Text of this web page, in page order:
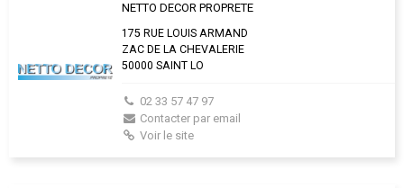
NETTO DECOR PROPRETE
175 RUE LOUIS ARMAND
ZAC DE LA CHEVALERIE
50000 SAINT LO
02 33 57 47 97
Contacter par email
Voir le site